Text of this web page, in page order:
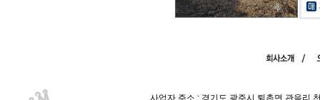
사업자 주소 : 경기도 광주시 퇴촌면 관음리